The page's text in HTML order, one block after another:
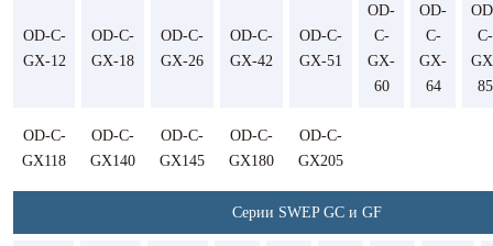
OD-C-
GX-12
OD-C-
GX-18
OD-C-
GX-26
OD-C-
GX-42
OD-C-
GX-51
OD-
C-
GX-
60
OD-
C-
GX-
64
C-
85
OD-C-
GX118
OD-C-
GX140
OD-C-
GX145
OD-C-
GX180
OD-C-
GX205
Серии SWEP GC и GF